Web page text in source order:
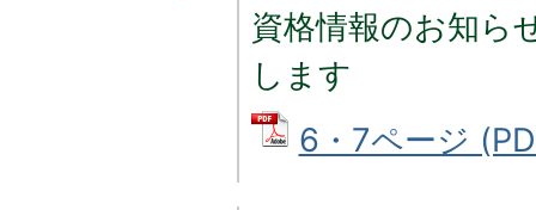
資格情報のお知ら
します
6・7ページ